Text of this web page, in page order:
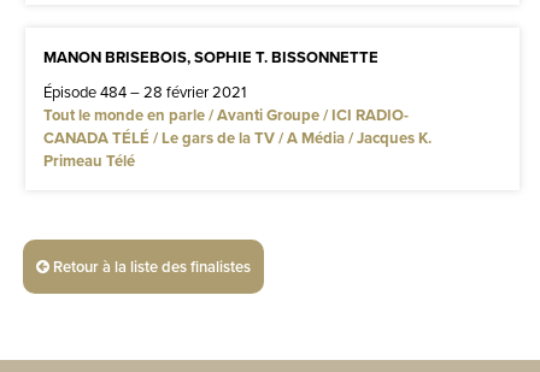
MANON BRISEBOIS, SOPHIE T. BISSONNETTE
Épisode 484 – 28 février 2021
Tout le monde en parle / Avanti Groupe / ICI RADIO-
CANADA TÉLÉ / Le gars de la TV / A Média / Jacques K.
Primeau Télé
Retour à la liste des finalistes